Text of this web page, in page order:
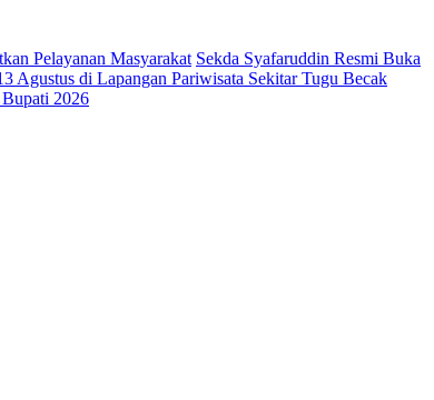
Pelayanan Masyarakat Sekda Syafaruddin Resmi Buka
Agustus di Lapangan Pariwisata Sekitar Tugu Becak
2026